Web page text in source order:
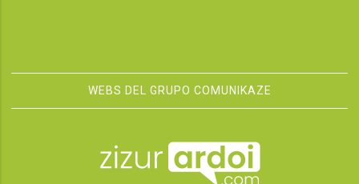
WEBS DEL GRUPO COMUNIKAZE